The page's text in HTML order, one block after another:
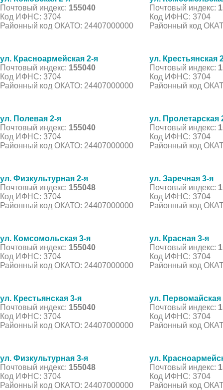
Почтовый индекс: 155040
Код ИФНС: 3704
Районный код ОКАТО: 24407000000
Почтовый индекс:
Код ИФНС: 3704
Районный код
ул. Красноармейская 2-я
Почтовый индекс: 155040
Код ИФНС: 3704
Районный код ОКАТО: 24407000000
ул. Крестьянская
Почтовый индекс:
Код ИФНС: 3704
Районный код
ул. Полевая 2-я
Почтовый индекс: 155040
Код ИФНС: 3704
Районный код ОКАТО: 24407000000
ул. Пролетарская
Почтовый индекс:
Код ИФНС: 3704
Районный код
ул. Физкультурная 2-я
Почтовый индекс: 155048
Код ИФНС: 3704
Районный код ОКАТО: 24407000000
ул. Заречная 3-я
Почтовый индекс:
Код ИФНС: 3704
Районный код
ул. Комсомольская 3-я
Почтовый индекс: 155040
Код ИФНС: 3704
Районный код ОКАТО: 24407000000
ул. Красная 3-я
Почтовый индекс:
Код ИФНС: 3704
Районный код
ул. Крестьянская 3-я
Почтовый индекс: 155040
Код ИФНС: 3704
Районный код ОКАТО: 24407000000
ул. Первомайская
Почтовый индекс:
Код ИФНС: 3704
Районный код
ул. Физкультурная 3-я
Почтовый индекс: 155048
Код ИФНС: 3704
Районный код ОКАТО: 24407000000
ул.
Почтовый индекс:
Код ИФНС: 3704
Районный код